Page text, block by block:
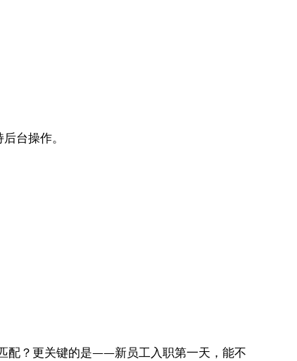
台操作。
配？更关键的是——新员工入职第一天，能不